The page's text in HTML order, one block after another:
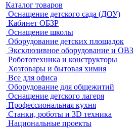
Каталог товаров
Оснащение детского сада (ДОУ)
Кабинет ОБЗР
Оснащение школы
Оборудование детских площадок
Эксклюзивное оборудование и ОВЗ
Робототехника и конструкторы
Хозтовары и бытовая химия
Все для офиса
Оборудование для общежитий
Оснащение детского лагеря
Профессиональная кухня
Станки, роботы и 3D техника
Национальные проекты